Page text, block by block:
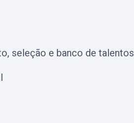
seleção e banco de talentos